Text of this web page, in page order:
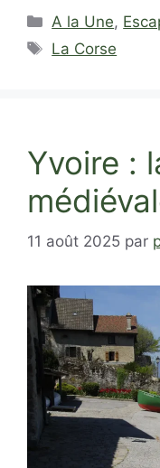
Catégories
A la Une,
Étiquettes
La Corse
Yvoire :
11 août 2025 par